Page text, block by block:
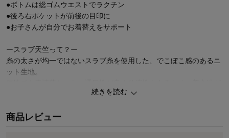
●ボトムは総ゴムウエストでラクチン
●後ろ右ポケットが前後の目印に
●お子さんが自分でお着替えをサポート
ースラブ天竺って？ー
糸の太さが均一ではないスラブ糸を使用した、でこぼこ感のあるニ
ット生地。
くつろぐ時間にもぴったり♪キャラクタープリントが印象的なトッ
続きを読む
商品レビュー